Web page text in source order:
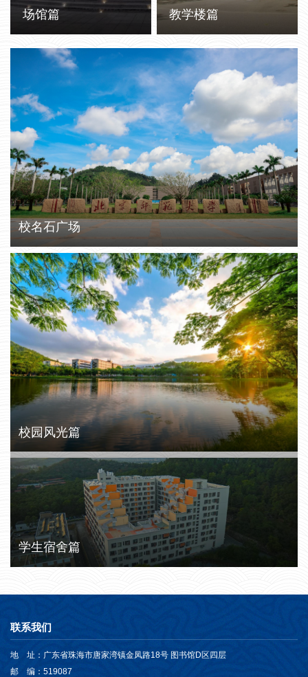
场馆篇
校名石广场
校园风光篇
学生宿舍篇
教学楼篇
联系我们
地 址：广东省珠海市唐家湾镇金凤路18号 图书馆D区四层
邮 编：519087